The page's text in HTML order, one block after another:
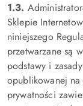
1.3.
Sklepie
niniejszego
przetwarzane są
podstawy i
opublikowanej
prywatności